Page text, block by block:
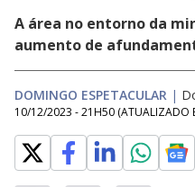
A área no entorno da
aumento de
DOMINGO ESPETACULAR |
10/12/2023 - 21H50 (ATUALIZADO